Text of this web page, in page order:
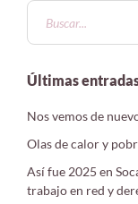
Últimas
Nos vemos de
Olas de calor y
Así fue 2025 en
trabajo en red y